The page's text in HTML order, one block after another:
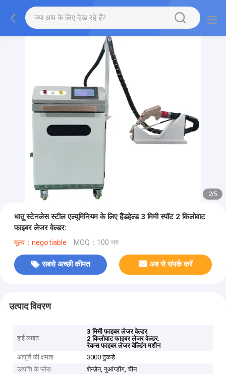
2/5
धातु स्टेनलेस स्टील एल्यूमिनियम के लिए हैंडहेल्ड 3 मिमी स्पॉट 2 किलोवाट
फाइबर लेजर वेल्डर:
मूल्य：negotiable MOQ：100 नग
सबसे अच्छी कीमत अब से संपर्क करें
उत्पाद विवरण
हाई लाइट
3 मिमी फाइबर लेजर वेल्डर,
2 किलोवाट फाइबर लेजर वेल्डर,
रेकस फाइबर लेजर वेल्डिंग मशीन
आपूर्ति की क्षमता
3000 टुकड़े
उत्पत्ति के प्लेस
शेन्ज़ेन, गुआंग्डोंग, चीन